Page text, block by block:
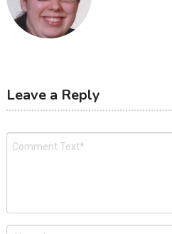
Leave a Reply